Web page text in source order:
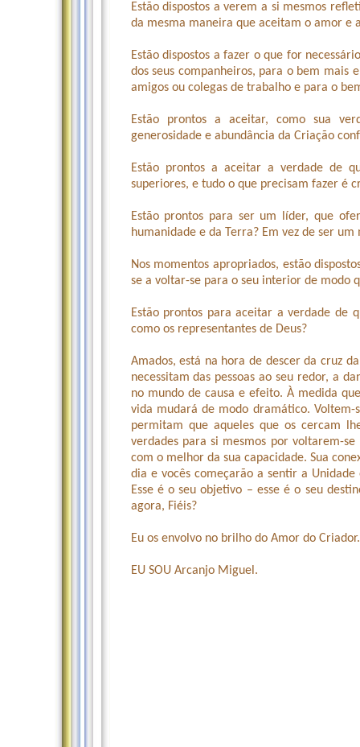
Estão dispostos a verem a si mesmos
da mesma maneira que aceitam o amor e
Estão dispostos a fazer o que for
dos seus companheiros, para o bem mais
amigos ou colegas de trabalho e para o
Estão prontos a aceitar, como sua
generosidade e abundância da Criação
Estão prontos a aceitar a verdade de
superiores, e tudo o que precisam fazer é
Estão prontos para ser um líder, que
humanidade e da Terra? Em vez de ser
Nos momentos apropriados, estão
se a voltar-se para o seu interior de modo
Estão prontos para aceitar a verdade de
como os representantes de Deus?
Amados, está na hora de descer da cruz
necessitam das pessoas ao seu redor, a
no mundo de causa e efeito. À medida
vida mudará de modo dramático.
permitam que aqueles que os cercam
verdades para si mesmos por voltarem-
com o melhor da sua capacidade. Sua
dia e vocês começarão a sentir a
Esse é o seu objetivo – esse é o seu
agora, Fiéis?
Eu os envolvo no brilho do Amor do Criador.
EU SOU Arcanjo Miguel.